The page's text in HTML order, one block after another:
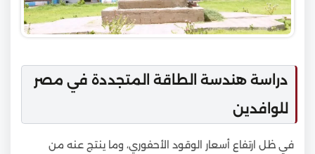
دراسة هندسة الطاقة المتجددة في مصر
للوافدين
في ظل ارتفاع أسعار الوقود الأحفوري، وما ينتج عنه من